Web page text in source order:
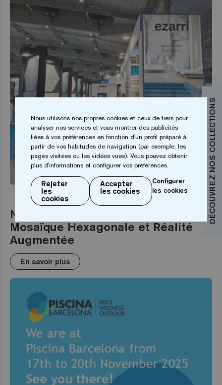
DÉCOUVREZ NOS COLLECTIONS
ÉVÉNEMENT
Nouveautés Piscina BCN 2025 :
Mosaïque Hexagonale et Réalité
Augmentée
En savoir plus
Nous utilisons nos propres cookies et ceux de tiers pour
analyser nos services et vous montrer des publicités
liées à vos préférences en fonction d'un profil préparé à
partir de vos habitudes de navigation (par exemple, les
pages visitées ou les vidéos vues). Vous pouvez obtenir
plus d'informations et configurer vos préférences.
Rejeter
les
cookies
Accepter
les cookies
Configurer
les cookies